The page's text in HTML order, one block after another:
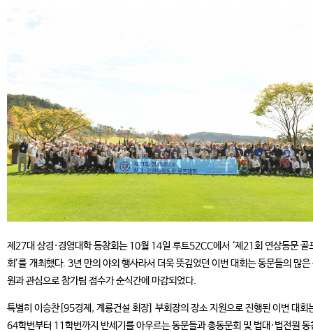
제27대 상경·경영대학 동창회는 10월 14일 루트52CC에서 ‘제21회 연상동문 골
회’를 개최했다. 3년 만의 야외 행사라서 더욱 뜻깊었던 이번 대회는 동문들의 많은
원과 관심으로 참가팀 접수가 순식간에 마감되었다.
특별히 이승찬[95경제, 계룡건설 회장] 부회장의 장소 지원으로 진행된 이번 대회
64학번부터 11학번까지 반세기를 아우르는 동문들과 총동문회 및 법대·법전원 동